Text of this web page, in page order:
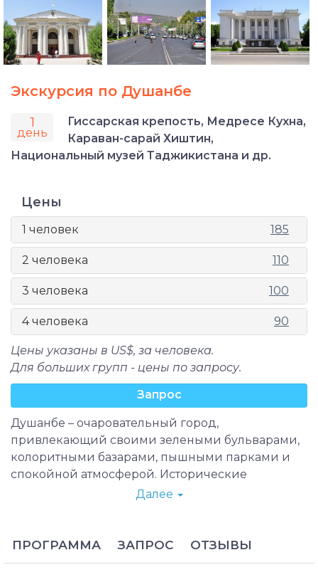
Экскурсия по Душанбе
1
день
Гиссарская крепость, Медресе Кухна,
Караван-сарай Хиштин,
Национальный музей Таджикистана и др.
Цены
1 человек 185
2 человека 110
3 человека 100
4 человека 90
Цены указаны в US$, за человека.
Для больших групп - цены по запросу.
Запрос
Душанбе – очаровательный город,
привлекающий своими зелеными бульварами,
колоритными базарами, пышными парками и
спокойной атмосферой. Исторические
памятники находятся в основном на окраине
одну из крупнейших статуй Будды.
Далее
ПРОГРАММА ЗАПРОС ОТЗЫВЫ